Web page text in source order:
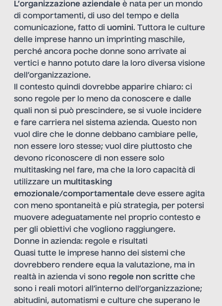
L’organizzazione aziendale è nata per un mondo
di comportamenti, di uso del tempo e della
comunicazione, fatto di uomini. Tuttora le culture
delle imprese hanno un imprinting maschile,
perché ancora poche donne sono arrivate ai
vertici e hanno potuto dare la loro diversa visione
dell’organizzazione.
Il contesto quindi dovrebbe apparire chiaro: ci
sono regole per lo meno da conoscere e dalle
quali non si può prescindere, se si vuole incidere
e fare carriera nel sistema azienda. Questo non
vuol dire che le donne debbano cambiare pelle,
non essere loro stesse; vuol dire piuttosto che
devono riconoscere di non essere solo
multitasking nel fare, ma che la loro capacità di
utilizzare un multitasking
emozionale/comportamentale deve essere agita
con meno spontaneità e più strategia, per potersi
muovere adeguatamente nel proprio contesto e
per gli obiettivi che vogliono raggiungere.
Donne in azienda: regole e risultati
Quasi tutte le imprese hanno dei sistemi che
dovrebbero rendere equa la valutazione, ma in
realtà in azienda vi sono regole non scritte che
sono i reali motori all’interno dell’organizzazione;
abitudini, automatismi e culture che superano le